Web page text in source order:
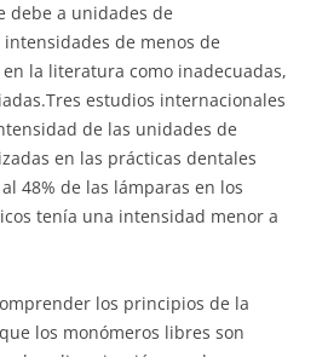
debe a unidades de
de menos de
la literatura como inadecuadas,
estudios internacionales
de las unidades de
en las prácticas dentales
48% de las lámparas en los
tenía una intensidad menor a
los principios de la
los monómeros libres son